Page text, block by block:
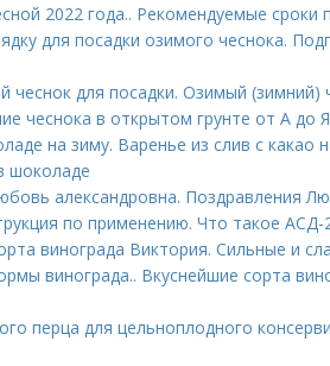
2022 года.. Рекомендуемые сроки
для посадки озимого чеснока.
чеснок для посадки. Озимый (зимний)
чеснока в открытом грунте от А до
на зиму. Варенье из слив с какао
шоколаде
александровна. Поздравления
по применению. Что такое АСД-
винограда Виктория. Сильные и
винограда.. Вкуснейшие сорта
перца для цельноплодного